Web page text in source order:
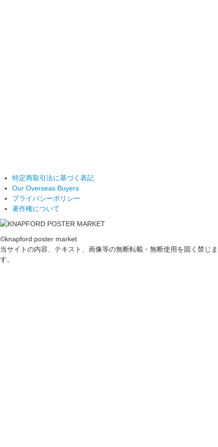
特定商取引法に基づく表記
Our Overseas Buyers
プライバシーポリシー
著作権について
©knapford poster market
当サイトの内容、テキスト、画像等の無断転載・無断使用を固く禁じま
す。